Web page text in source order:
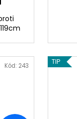
Kód: 243 TIP